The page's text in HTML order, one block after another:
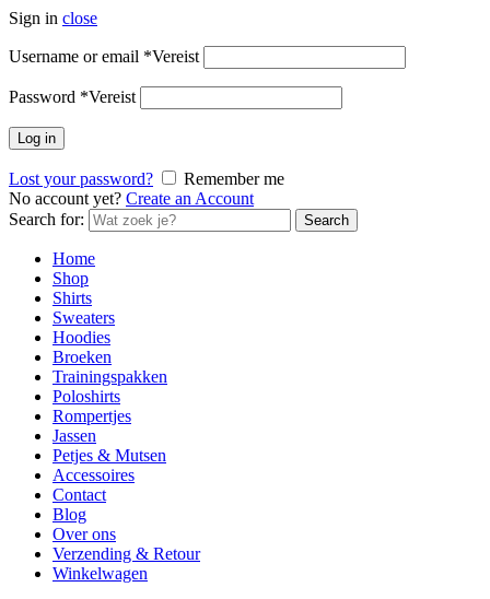
Sign in close
Username or email *Vereist
Password *Vereist
Log in
Lost your password?
Remember me
No account yet? Create an Account
Search for:
Search
Home
Shop
Shirts
Sweaters
Hoodies
Broeken
Trainingspakken
Poloshirts
Rompertjes
Jassen
Petjes & Mutsen
Accessoires
Contact
Blog
Over ons
Verzending & Retour
Winkelwagen